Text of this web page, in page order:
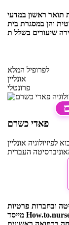
תואר ראשון במדעי
והן במסגרת בית
שיעורים בשלל ת
לפרופיל המלא
אונליין
פרונטלי
פאדי כשרם
לפיזיולוגיה אונליין
העברית